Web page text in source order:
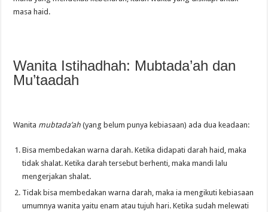
masa haid.
Wanita Istihadhah: Mubtada’ah dan
Mu’taadah
Wanita mubtada’ah(yang belum punya kebiasaan) ada dua keadaan:
Bisa membedakan warna darah. Ketika didapati darah haid, maka
tidak shalat. Ketika darah tersebut berhenti, maka mandi lalu
mengerjakan shalat.
Tidak bisa membedakan warna darah, maka ia mengikuti kebiasaan
umumnya wanita yaitu enam atau tujuh hari. Ketika sudah melewati